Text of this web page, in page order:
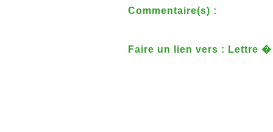
Commentaire(s) :
Faire un lien vers : Lettre